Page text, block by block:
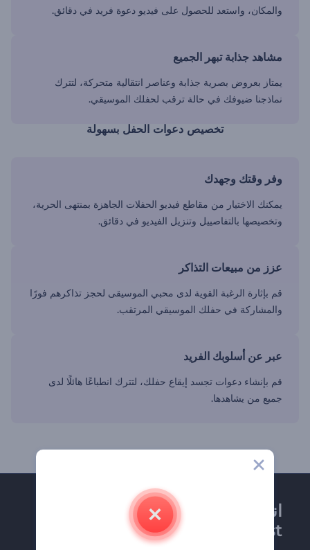
والمكان، واستعد للحصول على فيديو دعوة فريد في دقائق.
مشاهد جذابة تبهر الجميع
يمتاز بعروض بصرية جذابة وعناصر انتقالية متحركة، لتترك
نماذجنا ضيوفك في حالة ترقب لحفلك الموسيقي.
تخصيص دعوات الحفل بسهولة
وفر وقتك وجهدك
يمكنك الاختيار من مقاطع فيديو الحفلات الجاهزة بمنتهى الحرية،
وتخصيصها بالتفاصييل وتنزيل الفيديو في دقائق.
عزز من مبيعات التذاكر
قم بإثارة الرغبة القوية لدى محبي الموسيقى لحجز تذاكرهم فورًا
والمشاركة في حفلك الموسيقي المرتقب.
عبر عن أسلوبك الفريد
قم بإنشاء دعوات تجسد إيقاع حفلك، لتترك انطباعًا هائلًا لدى
جميع من يشاهدها.
انضم إلى نشرة
Renderforest الإخبارية